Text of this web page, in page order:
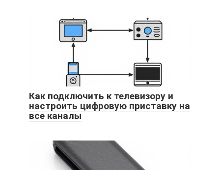
Как подключить к телевизору и
настроить цифровую приставку на
все каналы